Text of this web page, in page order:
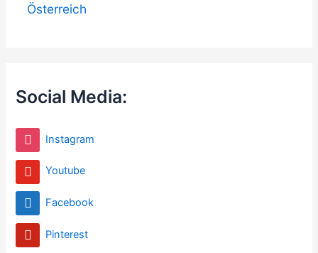
Österreich
Social Media:
Instagram
Youtube
Facebook
Pinterest